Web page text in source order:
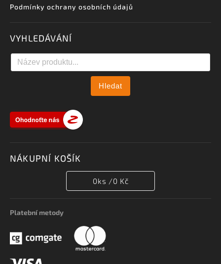
Podmínky ochrany osobních údajů
VYHLEDÁVÁNÍ
Hledat
NÁKUPNÍ KOŠÍK
0ks /0 Kč
Platební metody